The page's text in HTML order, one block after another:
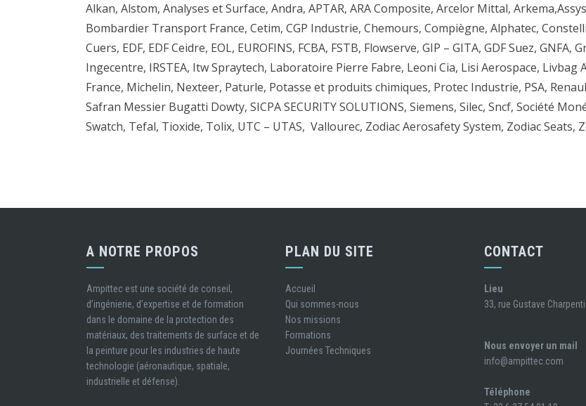
Alkan, Alstom, Analyses et Surface, Andra, APTAR, ARA Composite, Arcelor Mittal,
Bombardier Transport France, Cetim, CGP Industrie, Chemours, Compiègne, Alphatec,
Cuers, EDF, EDF Ceidre, EOL, EUROFINS, FCBA, FSTB, Flowserve, GIP – GITA, GDF Suez,
Ingecentre, IRSTEA, Itw Spraytech, Laboratoire Pierre Fabre, Leoni Cia, Lisi Aerospace,
France, Michelin, Nexteer, Paturle, Potasse et produits chimiques, Protec Industrie, PSA,
Safran Messier Bugatti Dowty, SICPA SECURITY SOLUTIONS, Siemens, Silec, Sncf, Société
Swatch, Tefal, Tioxide, Tolix, UTC – UTAS, Vallourec, Zodiac Aerosafety System, Zodiac Seats,
A NOTRE PROPOS
Ampittec est une société de conseil,
d’ingénierie, d’expertise et de formation
dans le domaine de la protection des
matériaux, des traitements de surface et de
la peinture pour les industries de haute
technologie (aéronautique, spatiale,
industrielle et défense).
PLAN DU SITE
Accueil
Qui sommes-nous
Nos missions
Formations
Journées Techniques
CONTACT
Lieu
33, rue Gustave
Nous envoyer un mail
info@ampittec.com
Téléphone